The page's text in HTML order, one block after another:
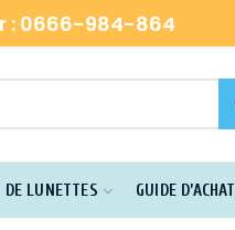
: 0666-984-864
DE LUNETTES GUIDE D’ACHAT